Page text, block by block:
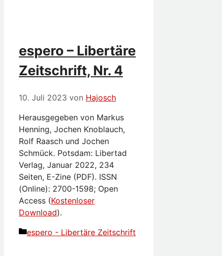
espero – Libertäre
Zeitschrift, Nr. 4
10. Juli 2023 von Hajosch
Herausgegeben von Markus
Henning, Jochen Knoblauch,
Rolf Raasch und Jochen
Schmück. Potsdam: Libertad
Verlag, Januar 2022, 234
Seiten, E-Zine (PDF). ISSN
(Online): 2700-1598; Open
Access (Kostenloser
Download).
Kategorien
espero - Libertäre Zeitschrift